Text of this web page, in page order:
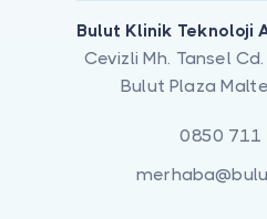
Bulut Klinik Teknoloji
Cevizli Mh. Tansel
Bulut Plaza
0850 711